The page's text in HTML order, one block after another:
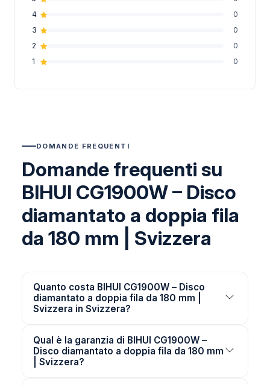
4
0
3
0
2
0
1
0
DOMANDE FREQUENTI
Domande frequenti su
BIHUI CG1900W – Disco
diamantato a doppia fila
da 180 mm | Svizzera
Quanto costa BIHUI CG1900W – Disco
diamantato a doppia fila da 180 mm |
Svizzera in Svizzera?
Qual è la garanzia di BIHUI CG1900W –
Disco diamantato a doppia fila da 180 mm
| Svizzera?